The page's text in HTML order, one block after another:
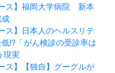
ース】福岡大学病院 新本
ス】日本人のヘルスリテ
!?「がん検診の受診率は
現実
ス】【独自】グーグルが